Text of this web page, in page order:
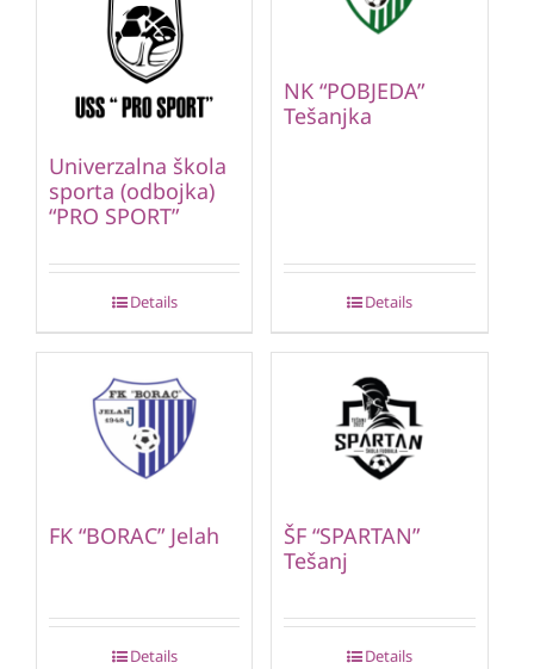
Univerzalna škola
sporta (odbojka)
“PRO SPORT”
Details
NK “POBJEDA”
Tešanjka
Details
FK “BORAC” Jelah
Details
ŠF “SPARTAN”
Tešanj
Details